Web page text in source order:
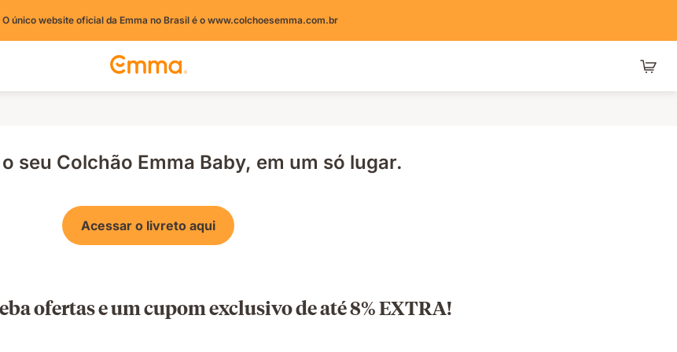
único website oficial da Emma no Brasil é o www.colchoesemma.com.br
seu Colchão Emma Baby, em um só lugar.
Acessar o livreto aqui
ofertas e um cupom exclusivo de até 8% EXTRA!